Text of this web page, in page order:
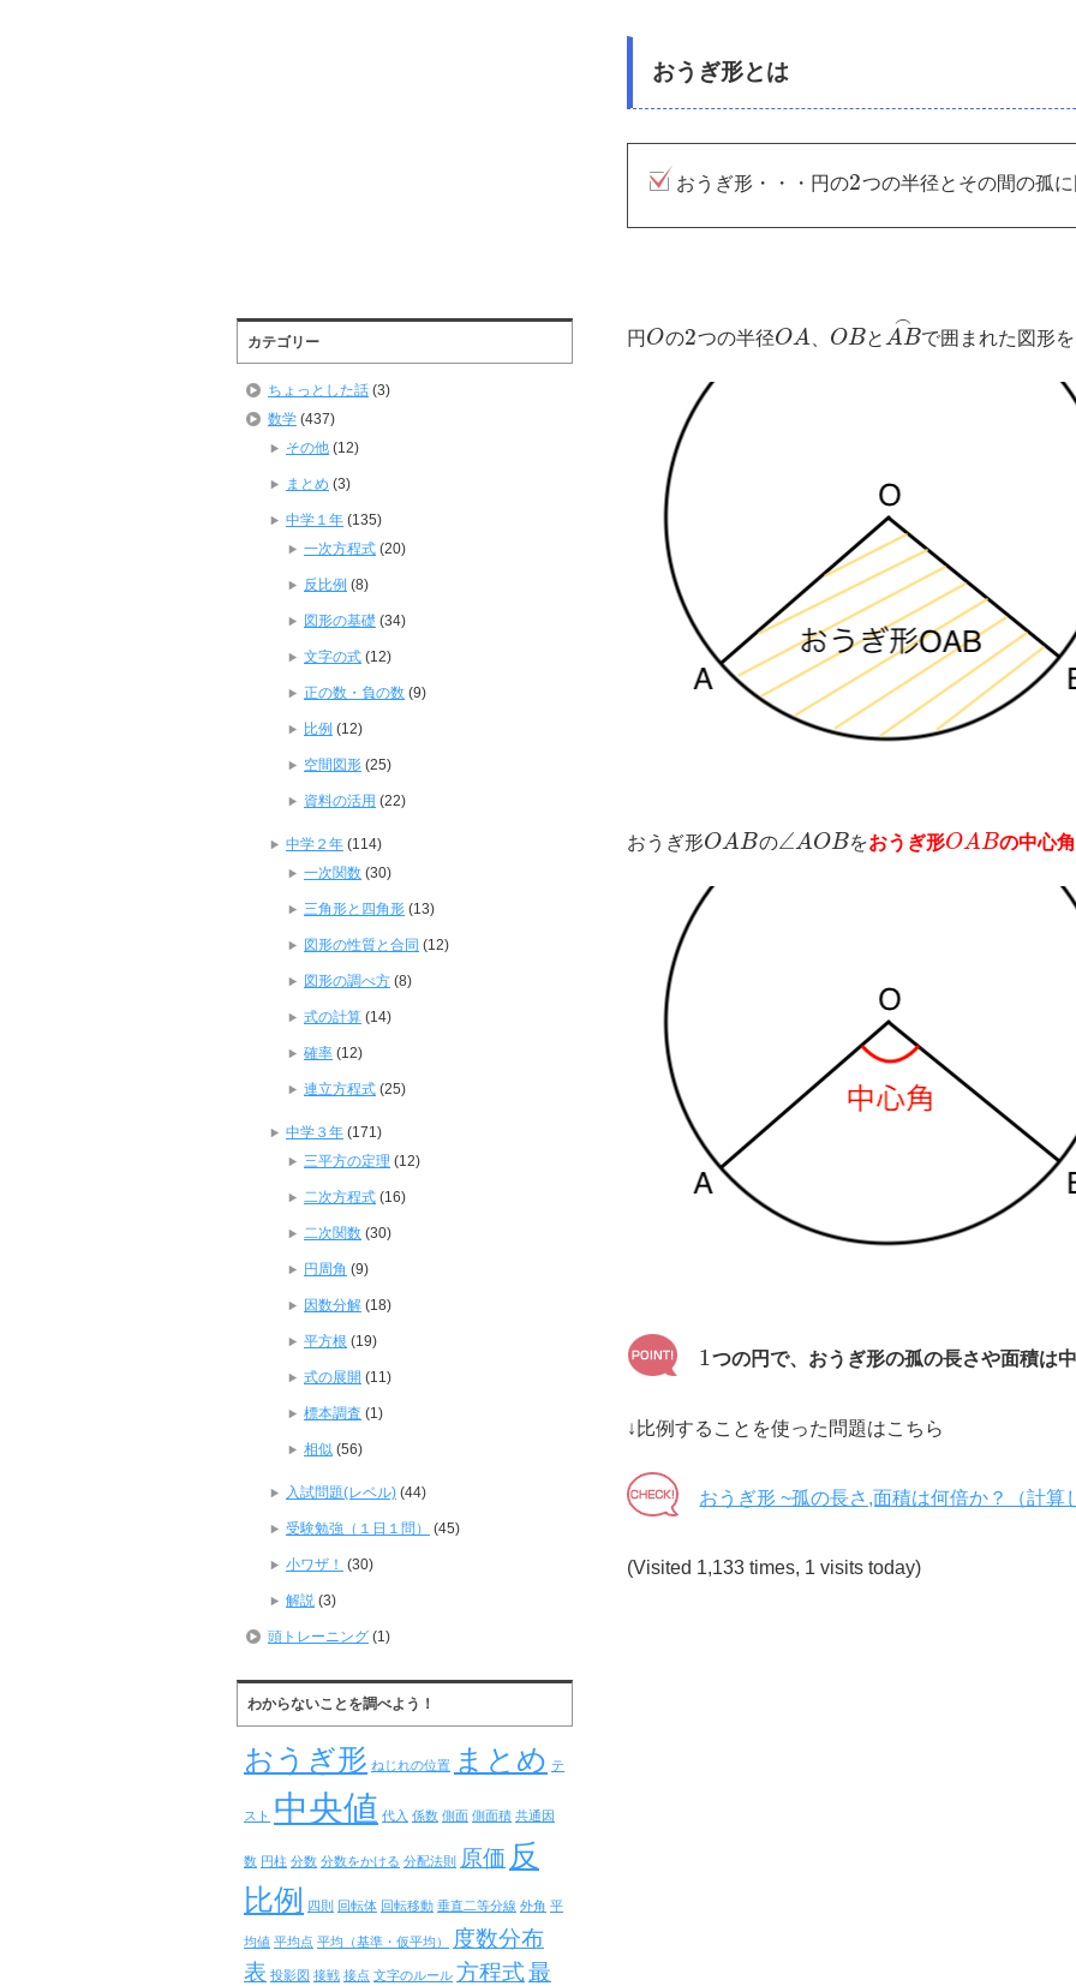
おうぎ形とは
おうぎ形・・・円の2つの半径とその間の孤
円 Oの2つの半径OA OBと AB
⌢
で囲まれた図形を
おうぎ形OABの∠AOBをおうぎ形OABの中心角
1つの円で、おうぎ形の孤の長さや面積は
↓比例することを使った問題はこちら
おうぎ形 ~孤の長さ,面積は何倍か？（計算
(Visited 1,133 times, 1 visits today)
カテゴリー
ちょっとした話 (3)
数学 (437)
その他 (12)
まとめ (3)
中学１年 (135)
一次方程式 (20)
反比例 (8)
図形の基礎 (34)
文字の式 (12)
正の数・負の数 (9)
比例 (12)
空間図形 (25)
資料の活用 (22)
中学２年 (114)
一次関数 (30)
三角形と四角形 (13)
図形の性質と合同 (12)
図形の調べ方 (8)
式の計算 (14)
確率 (12)
連立方程式 (25)
中学３年 (171)
三平方の定理 (12)
二次方程式 (16)
二次関数 (30)
円周角 (9)
因数分解 (18)
平方根 (19)
式の展開 (11)
標本調査 (1)
相似 (56)
入試問題(レベル) (44)
受験勉強（１日１問） (45)
小ワザ！ (30)
解説 (3)
頭トレーニング (1)
わからないことを調べよう！
おうぎ形 ねじれの位置 まとめ テ
スト 中央値 代入 係数 側面 側面積 共通因
数 円柱 分数 分数をかける 分配法則 原価 反
比例
四則 回転体 回転移動 垂直二等分線 外角 平
均値 平均点 平均（基準・仮平均）
度数分布
表 投影図 接戦 接点 文字のルール 方程式最